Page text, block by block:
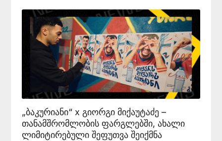
„ბაკურიანი“ x გიორგი მიქაუტაძე –
თანამშრომლობის ფარგლებში, ახალი
ლიმიტირებული შეფუთვა შეიქმნა